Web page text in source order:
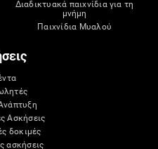
Διαδικτυακά παιχνίδια για τη
μνήμη
Παιχνίδια Μυαλού
Ασκήσεις
δοκιμές
ασκήσεις